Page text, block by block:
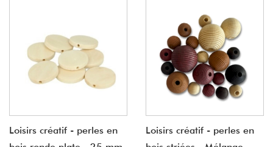
Loisirs créatif - perles en
Loisirs créatif - perles en